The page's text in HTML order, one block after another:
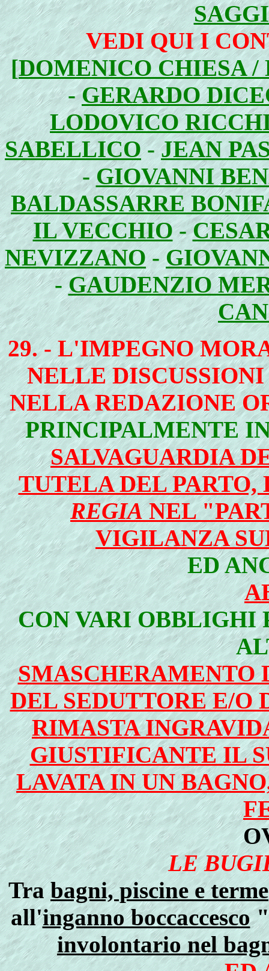
VEDI QUI I
[DOMENICO CHIESA
-GERARDO
LODOVICO
SABELLICO-JEAN
-GIOVANNI
BALDASSARRE
IL VECCHIO-
NEVIZZANO-
-GAUDENZIO
29. - L'IMPEGNO
NELLE DISCUSSIONI
NELLA REDAZIONE
PRINCIPALMENTE
SALVAGUARDIA
TUTELA DEL
REGIANEL
VIGILANZA
ED
CON VARI OBBLIGHI
SMASCHERAMENTO
DEL SEDUTTORE E/O
RIMASTA
GIUSTIFICANTE IL
LAVATA IN UN
LE
Trabagni, piscine e terme
all'inganno boccaccesco
involontario nel